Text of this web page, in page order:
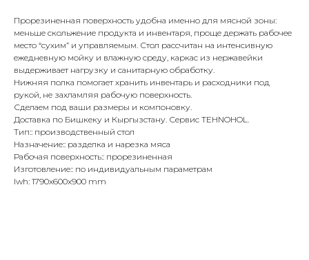
Прорезиненная поверхность удобна именно для мясной зоны:
меньше скольжение продукта и инвентаря, проще держать рабочее
место “сухим” и управляемым. Стол рассчитан на интенсивную
ежедневную мойку и влажную среду, каркас из нержавейки
выдерживает нагрузку и санитарную обработку.
Нижняя полка помогает хранить инвентарь и расходники под
рукой, не захламляя рабочую поверхность.
Сделаем под ваши размеры и компоновку.
Доставка по Бишкеку и Кыргызстану. Сервис TEHNOHOL.
Тип:: производственный стол
Назначение:: разделка и нарезка мяса
Рабочая поверхность:: прорезиненная
Изготовление:: по индивидуальным параметрам
lwh: 1790x600x900 mm